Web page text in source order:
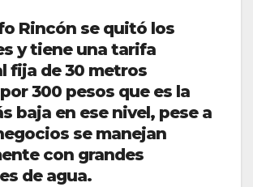
Rincón se quitó los
y tiene una tarifa
fija de 30 metros
300 pesos que es la
baja en ese nivel, pese a
se manejan
con grandes
de agua.